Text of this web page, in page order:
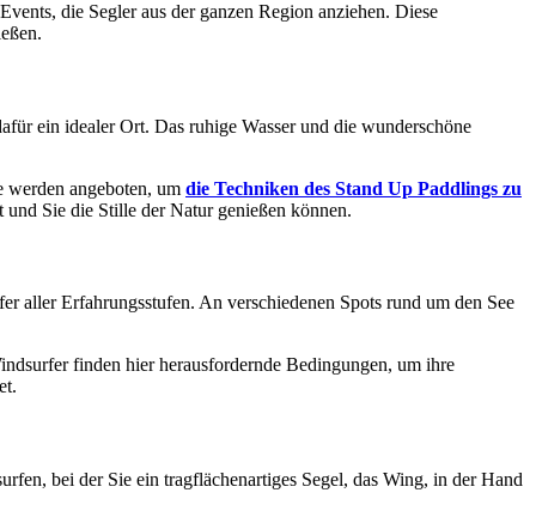
die Segler aus der ganzen Region anziehen. Diese
ein idealer Ort. Das ruhige Wasser und die wunderschöne
werden angeboten, um die Techniken des Stand Up Paddlings zu
Sie die Stille der Natur genießen können.
aller Erfahrungsstufen. An verschiedenen Spots rund um den See
finden hier herausfordernde Bedingungen, um ihre
bei der Sie ein tragflächenartiges Segel, das Wing, in der Hand